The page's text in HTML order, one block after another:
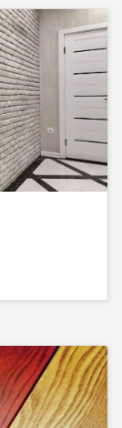
или
или